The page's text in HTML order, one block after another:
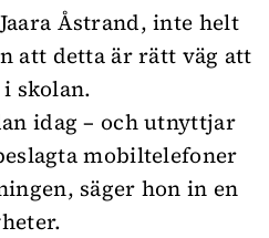
Åstrand, inte helt
att detta är rätt väg att
skolan.
idag – och utnyttjar
mobiltelefoner
säger hon in en
.